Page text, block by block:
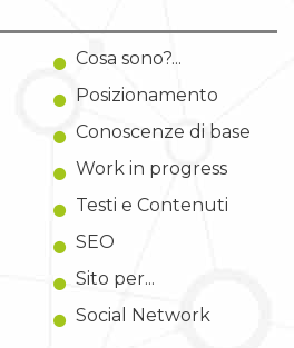
Cosa sono?...
Posizionamento
Conoscenze di base
Work in progress
Testi e Contenuti
SEO
Sito per...
Social Network